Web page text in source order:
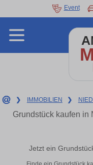
Event
❯ IMMOBILIEN ❯
Grundstück kaufen in
Jetzt ein